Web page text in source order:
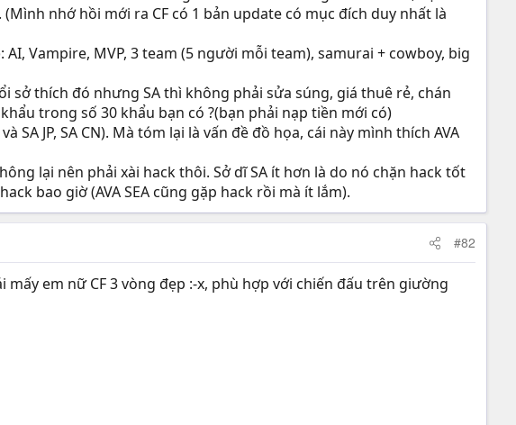
nhớ hồi mới ra CF có 1 bản update có mục đích duy nhất là
AI, Vampire, MVP, 3 team (5 người mỗi team), samurai + cowboy, big
thích đó nhưng SA thì không phải sửa súng, giá thuê rẻ, chán
trong số 30 khẩu bạn có ?(bạn phải nạp tiền mới có)
JP, SA CN). Mà tóm lại là vấn đề đồ họa, cái này mình thích AVA
lại nên phải xài hack thôi. Sở dĩ SA ít hơn là do nó chặn hack tốt
bao giờ (AVA SEA cũng gặp hack rồi mà ít lắm).
#82
mấy em nữ CF 3 vòng đẹp :-x, phù hợp với chiến đấu trên giường